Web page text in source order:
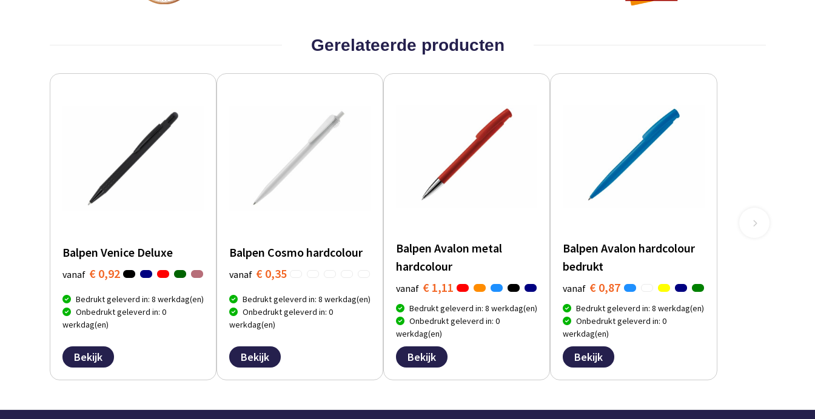
Gerelateerde producten
Balpen Venice Deluxe
vanaf € 0,92
Bedrukt geleverd in: 8 werkdag(en)
Onbedrukt geleverd in: 0
werkdag(en)
Bekijk
Balpen Cosmo hardcolour
vanaf € 0,35
Bedrukt geleverd in: 8 werkdag(en)
Onbedrukt geleverd in: 0
werkdag(en)
Bekijk
Balpen Avalon metal
hardcolour
vanaf € 1,11
Bedrukt geleverd in: 8 werkdag(en)
Onbedrukt geleverd in: 0
werkdag(en)
Bekijk
Balpen Avalon hardcolour
bedrukt
vanaf € 0,87
Bedrukt geleverd in: 8 werkdag(en)
Onbedrukt geleverd in: 0
werkdag(en)
Bekijk